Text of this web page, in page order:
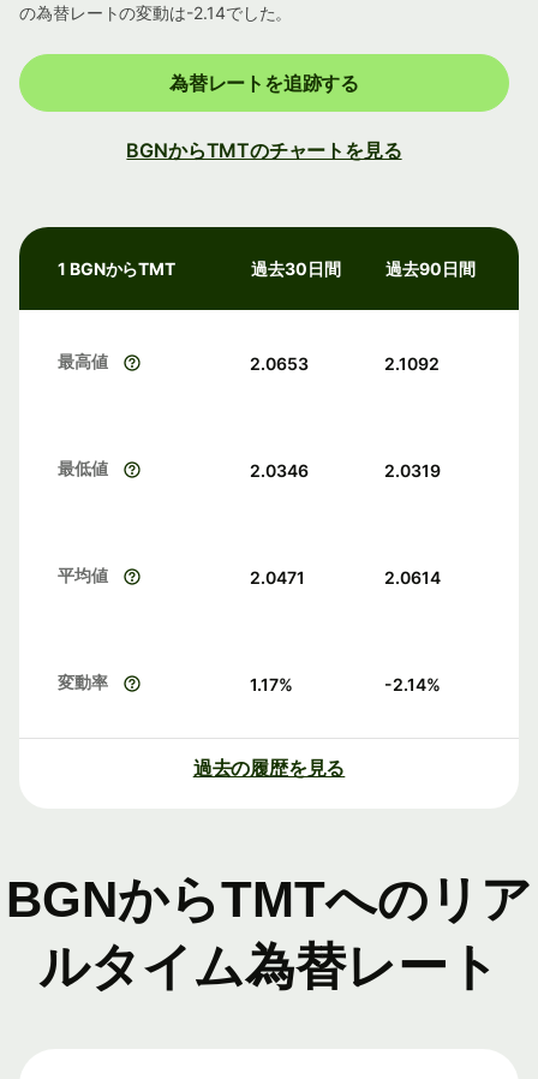
の為替レートの変動は-2.14でした。
為替レートを追跡する
BGNからTMTのチャートを見る
1 BGNからTMT 過去30日間 過去90日間
最高値 2.0653 2.1092
最低値 2.0346 2.0319
平均値 2.0471 2.0614
変動率 1.17% -2.14%
過去の履歴を見る
BGNからTMTへのリア
ルタイム為替レート